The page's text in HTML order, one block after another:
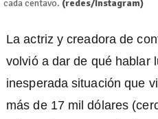
cada centavo. (redes/Instagram)
La actriz y creadora de
volvió a dar de qué hablar
inesperada situación que
más de 17 mil dólares